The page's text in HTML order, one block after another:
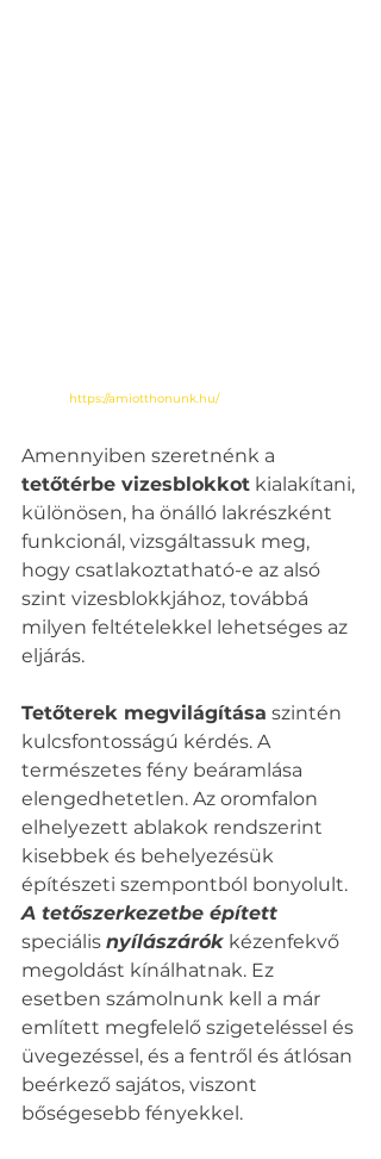
https://amiotthonunk.hu/
Amennyiben szeretnénk a
tetőtérbe vizesblokkot kialakítani,
különösen, ha önálló lakrészként
funkcionál, vizsgáltassuk meg,
hogy csatlakoztatható-e az alsó
szint vizesblokkjához, továbbá
milyen feltételekkel lehetséges az
eljárás.
Tetőterek megvilágítása szintén
kulcsfontosságú kérdés. A
természetes fény beáramlása
elengedhetetlen. Az oromfalon
elhelyezett ablakok rendszerint
kisebbek és behelyezésük
építészeti szempontból bonyolult.
A tetőszerkezetbe épített
speciális nyílászárók kézenfekvő
megoldást kínálhatnak. Ez
esetben számolnunk kell a már
említett megfelelő szigeteléssel és
üvegezéssel, és a fentről és átlósan
beérkező sajátos, viszont
bőségesebb fényekkel.